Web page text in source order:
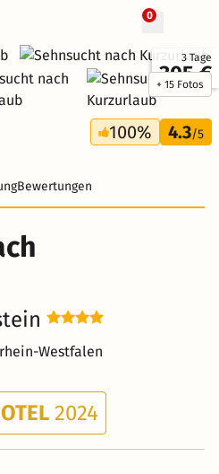
0
3 Tage
305 €
+ 15 Fotos
100% 4.3/5
Bewertungen
Westfalen
2024